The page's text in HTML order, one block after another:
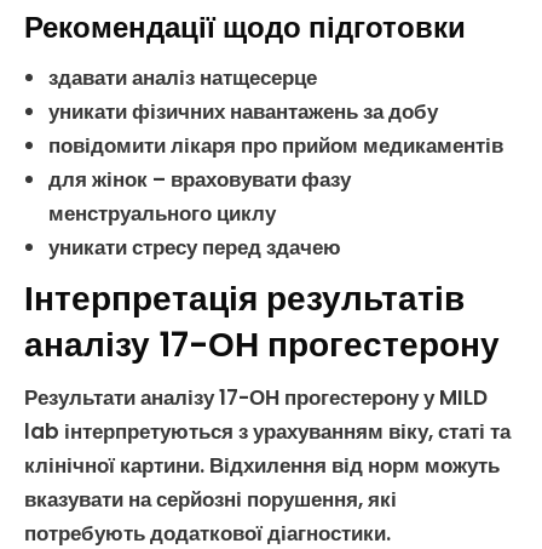
Рекомендації щодо підготовки
здавати аналіз натщесерце
уникати фізичних навантажень за добу
повідомити лікаря про прийом медикаментів
для жінок – враховувати фазу
менструального циклу
уникати стресу перед здачею
Інтерпретація результатів
аналізу 17-ОН прогестерону
Результатианалізу 17-ОН прогестеронуу MILD
lab інтерпретуються з урахуванням віку, статі та
клінічної картини. Відхилення від норм можуть
вказувати на серйозні порушення, які
потребують додаткової діагностики.